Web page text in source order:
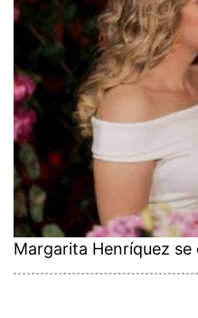
Margarita Henríquez se